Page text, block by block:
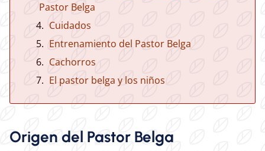
Pastor Belga
Cuidados
Entrenamiento del Pastor Belga
Cachorros
El pastor belga y los niños
Origen del Pastor Belga